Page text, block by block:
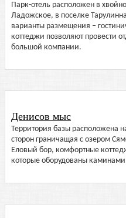
Парк-отель расположен в
Ладожское, в поселке
варианты размещения –
коттеджи позволяют провести
большой компании.
Денисов мыс
Территория базы расположена
сторон граничащая с озером
Еловый бор, комфортные
которые оборудованы